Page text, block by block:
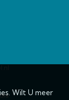
Wilt U meer